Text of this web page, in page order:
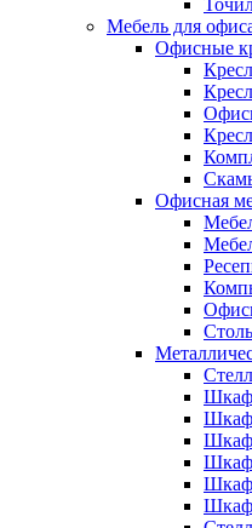
Мебель для
Офисные
Офисная